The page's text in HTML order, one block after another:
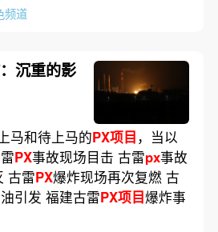
频道
沉重的影
马和待上马的PX项目 ，当以
PX事故现场目击 古雷px事故
古雷PX爆炸现场再次复燃 古
引发 福建古雷PX项目爆炸事